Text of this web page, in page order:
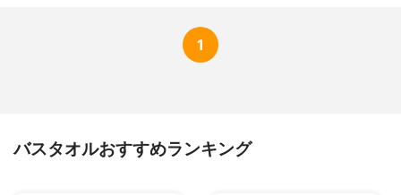
1
バスタオルおすすめランキング